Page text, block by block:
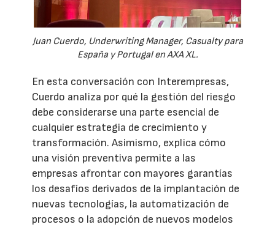
Juan Cuerdo, Underwriting Manager, Casualty para
España y Portugal en AXA XL.
En esta conversación con Interempresas,
Cuerdo analiza por qué la gestión del riesgo
debe considerarse una parte esencial de
cualquier estrategia de crecimiento y
transformación. Asimismo, explica cómo
una visión preventiva permite a las
empresas afrontar con mayores garantías
los desafíos derivados de la implantación de
nuevas tecnologías, la automatización de
procesos o la adopción de nuevos modelos